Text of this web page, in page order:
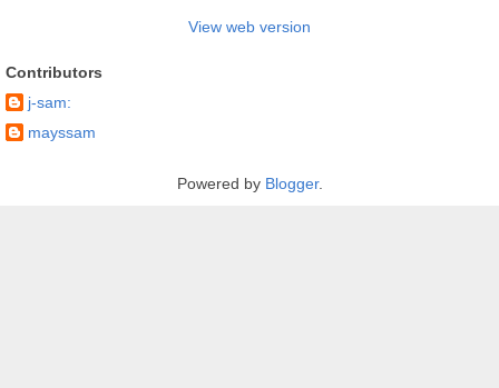
View web version
Contributors
j-sam:
mayssam
Powered by Blogger.